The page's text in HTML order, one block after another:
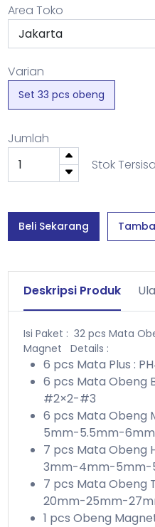
Area Toko
Varian
Set 33 pcs obeng
Jumlah
Stok Tersisa
Beli Sekarang
Deskripsi Produk
Isi Paket : 32 pcs Mata
Magnet
Details :
6 pcs Mata Plus :
6 pcs Mata Obeng
#2×2-#3
6 pcs Mata Obeng
5mm-5.5mm-
7 pcs Mata Obeng
3mm-4mm-5mm-
7 pcs Mata Obeng
20mm-25mm-
1 pcs Obeng